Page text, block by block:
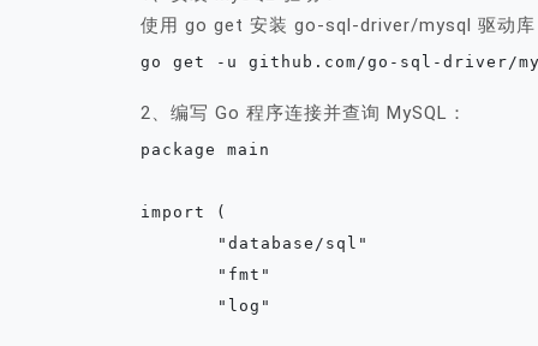
使用 go get 安装 go-sql-driver/mysql 驱动库
go get -u github.com/go-sql-driver/
2、编写 Go 程序连接并查询 MySQL：
package main
import (